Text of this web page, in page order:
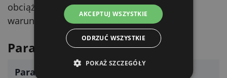
obciążenia mechaniczne oraz niekorzystne
warunki pogodowe.
Parametry techniczne
Parametr
AKCEPTUJ WSZYSTKIE
ODRZUĆ WSZYSTKIE
POKAŻ SZCZEGÓŁY